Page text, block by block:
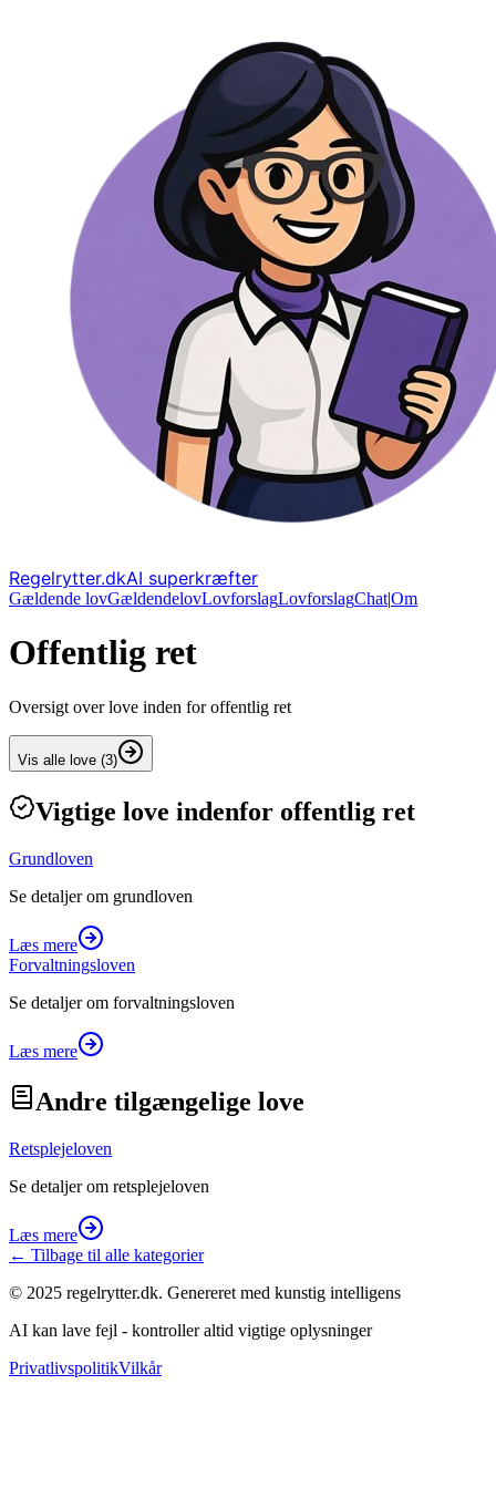
Regelrytter.dkAI superkræfter
Gældende lovGældendelovLovforslagLovforslagChat|Om
Offentlig ret
Oversigt over love inden foroffentlig ret
Vis alle love (3)
Vigtige love indenfor offentlig ret
Grundloven
Se detaljer om grundloven
Læs mere
Forvaltningsloven
Se detaljer om forvaltningsloven
Læs mere
Andre tilgængelige love
Retsplejeloven
Se detaljer om retsplejeloven
Læs mere
← Tilbage til alle kategorier
© 2025 regelrytter.dk. Genereret med kunstig intelligens
AI kan lave fejl - kontroller altid vigtige oplysninger
PrivatlivspolitikVilkår